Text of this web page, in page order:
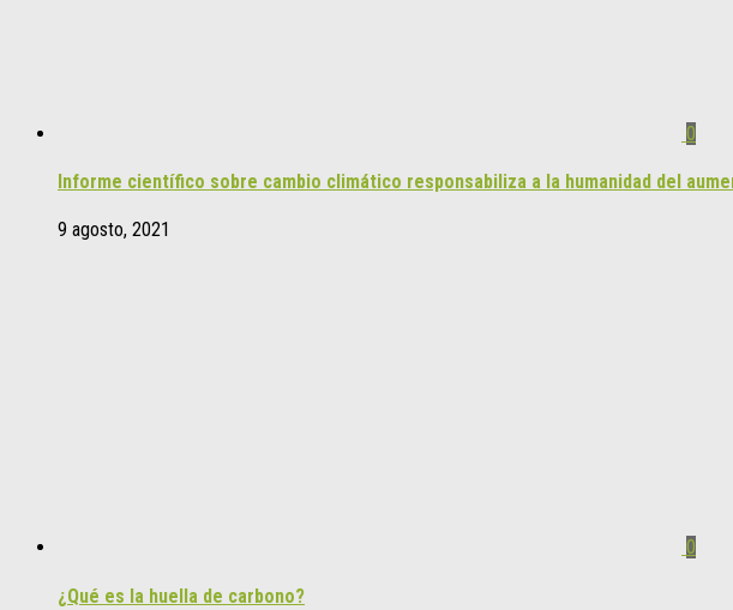
0
Informe científico sobre cambio climático responsabiliza a la humanidad del
9 agosto, 2021
0
¿Qué es la huella de carbono?